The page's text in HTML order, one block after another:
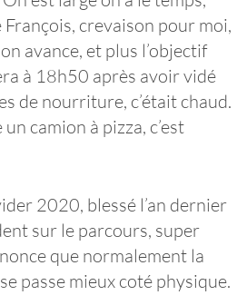
crevaison pour moi,
avance, et plus l’objectif
à 18h50 après avoir vidé
de nourriture, c’était chaud.
camion à pizza, c’est
2020, blessé l’an dernier
sur le parcours, super
que normalement la
passe mieux coté physique.